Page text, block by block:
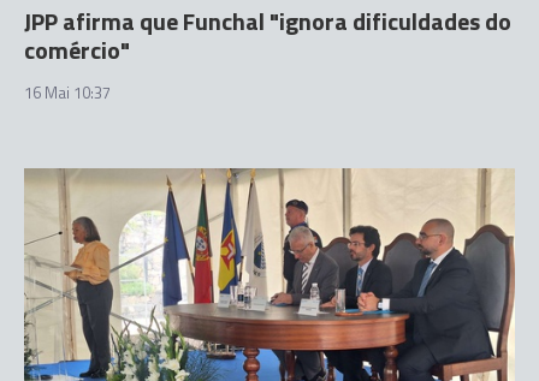
JPP afirma que Funchal "ignora dificuldades do
comércio"
16 Mai 10:37